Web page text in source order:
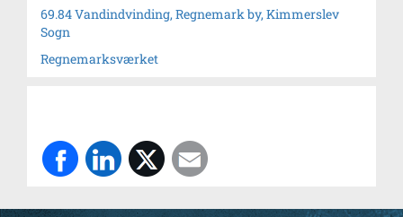
69.84 Vandindvinding, Regnemark by, Kimmerslev
Sogn
Regnemarksværket